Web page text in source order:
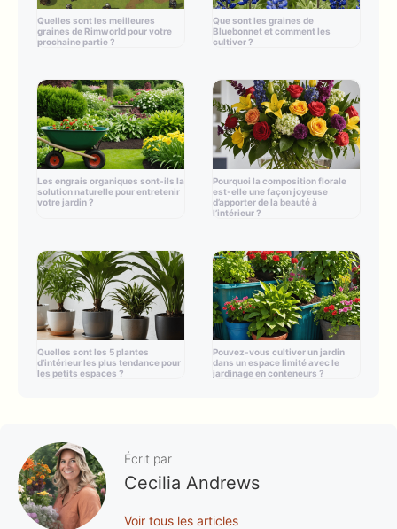
Quelles sont les meilleures
graines de Rimworld pour votre
prochaine partie ?
Que sont les graines de
Bluebonnet et comment les
cultiver ?
Les engrais organiques sont-ils la
solution naturelle pour entretenir
votre jardin ?
Pourquoi la composition florale
est-elle une façon joyeuse
d’apporter de la beauté à
l’intérieur ?
Quelles sont les 5 plantes
d’intérieur les plus tendance pour
les petits espaces ?
Pouvez-vous cultiver un jardin
dans un espace limité avec le
jardinage en conteneurs ?
Écrit par
Cecilia Andrews
Voir tous les articles